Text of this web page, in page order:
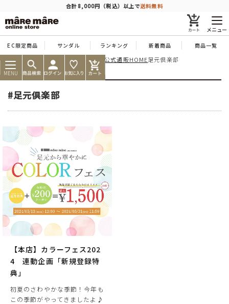
合計8,000円（税込）以上で送料無料
メニュー
EC限定商品 サンダル ランキング 新着商品 商品一覧
MENU
痛くならない靴ならマーレマーレ公式通販HOME足元倶楽部
#足元倶楽部
【本店】カラーフェス202
4 連動企画「新規登録特
典」
初夏のさわやかな季節！今年も
この季節がやってきましたよ♪
商品を探す
人気ワード #コンフォート #パンプス #スニーカー #ブーツ
タイプ
カテゴリー
特徴
ブランド
カラー